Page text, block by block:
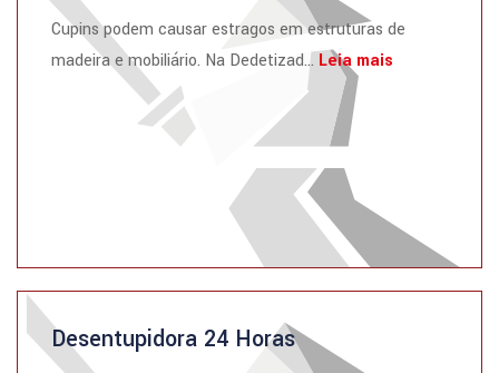
Cupins podem causar estragos em estruturas de
madeira e mobiliário. Na Dedetizad... Leia mais
Desentupidora 24 Horas